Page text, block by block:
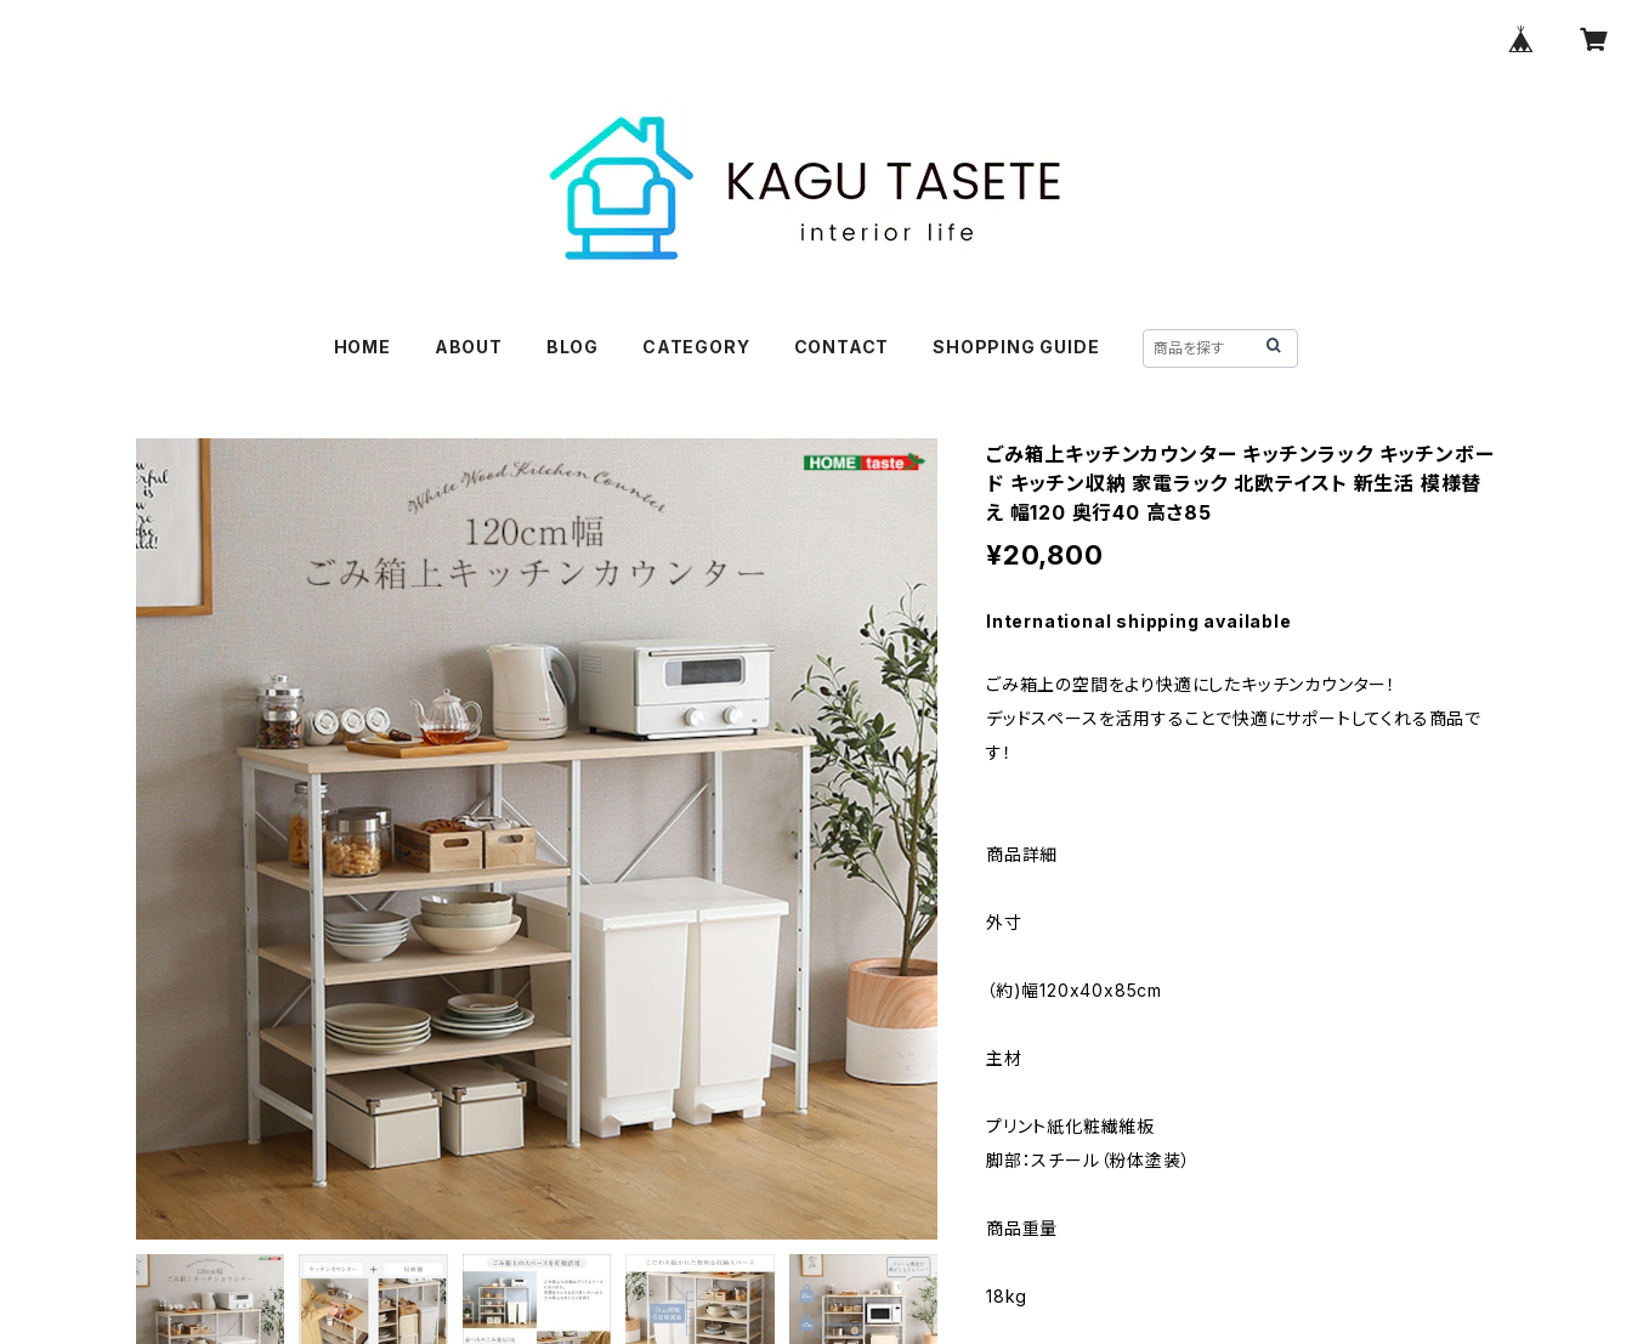
HOME ABOUT BLOG CATEGORY CONTACT SHOPPING GUIDE
ごみ箱上キッチンカウンター キッチンラック キッチンボー
ド キッチン収納 家電ラック 北欧テイスト 新生活 模様替
え 幅120 奥行40 高さ85
¥20,800
International shipping available
ごみ箱上の空間をより快適にしたキッチンカウンター！
デッドスペースを活用することで快適にサポートしてくれる商品で
す！
商品詳細
外寸
（約)幅120x40x85cm
主材
プリント紙化粧繊維板
脚部：スチール（粉体塗装）
商品重量
18kg